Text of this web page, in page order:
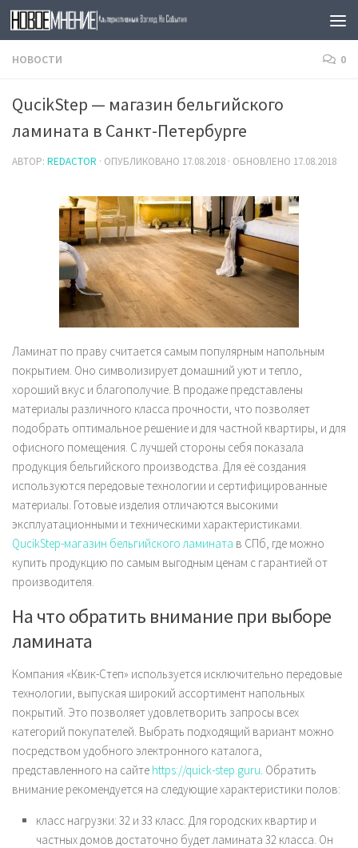
Skip to content
НОВОСТИ 0
QucikStep — магазин бельгийского
ламината в Санкт-Петербурге
АВТОР: REDACTOR · ОПУБЛИКОВАНО 17.08.2018 · ОБНОВЛЕНО 17.08.2018
Ламинат по праву считается самым популярным напольным
покрытием. Оно символизирует домашний уют и тепло,
хороший вкус и благополучие. В продаже представлены
материалы различного класса прочности, что позволяет
подобрать оптимальное решение и для частной квартиры, и для
офисного помещения. С лучшей стороны себя показала
продукция бельгийского производства. Для её создания
используются передовые технологии и сертифицированные
материалы. Готовые изделия отличаются высокими
эксплуатационными и техническими характеристиками.
QucikStep-магазин бельгийского ламината в СПб, где можно
купить продукцию по самым выгодным ценам с гарантией от
производителя.
На что обратить внимание при выборе
ламината
Компания «Квик-Степ» используется исключительно передовые
технологии, выпуская широкий ассортимент напольных
покрытий. Это позволяет удовлетворить запросы всех
категорий покупателей. Выбрать подходящий вариант можно
посредством удобного электронного каталога,
представленного на сайте https://quick-step.guru. Обратить
внимание рекомендуется на следующие характеристики полов:
класс нагрузки: 32 и 33 класс. Для городских квартир и
частных домов достаточно будет ламината 32 класса. Он